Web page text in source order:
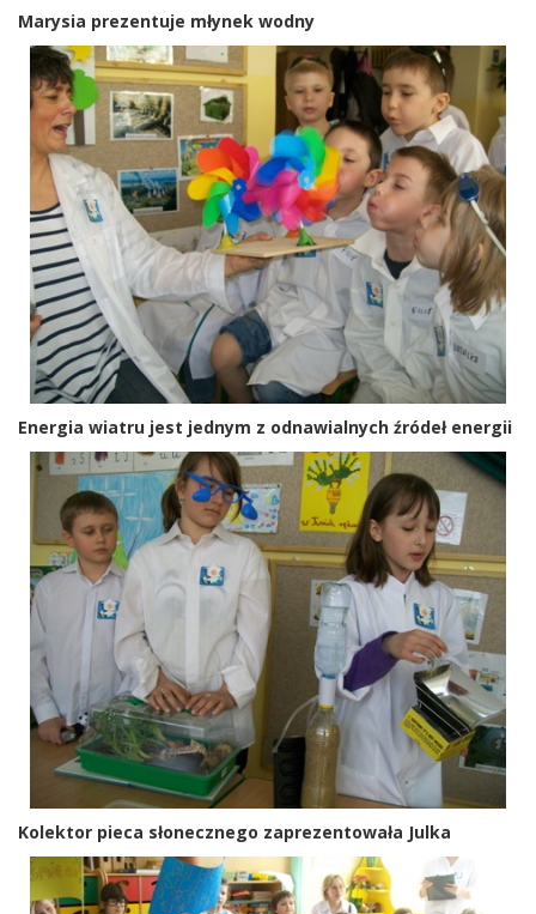
Marysia prezentuje młynek wodny
Energia wiatru jest jednym z odnawialnych źródeł energii
Kolektor pieca słonecznego zaprezentowała Julka